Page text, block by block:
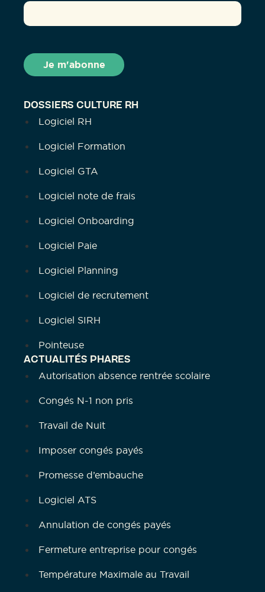
DOSSIERS CULTURE RH
Logiciel RH
Logiciel Formation
Logiciel GTA
Logiciel note de frais
Logiciel Onboarding
Logiciel Paie
Logiciel Planning
Logiciel de recrutement
Logiciel SIRH
Pointeuse
ACTUALITÉS PHARES
Autorisation absence rentrée scolaire
Congés N-1 non pris
Travail de Nuit
Imposer congés payés
Promesse d’embauche
Logiciel ATS
Annulation de congés payés
Fermeture entreprise pour congés
Température Maximale au Travail